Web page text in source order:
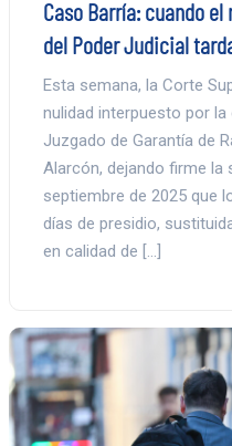
Caso Barría: cuando
del Poder Judicial
Esta semana, la Corte
nulidad interpuesto por
Juzgado de Garantía de
Alarcón, dejando firme la
septiembre de 2025 que
días de presidio,
en calidad de […]